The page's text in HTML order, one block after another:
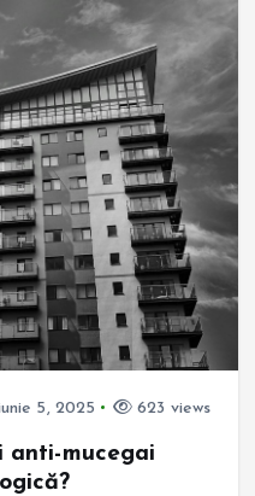
5, 2025 623 views
anti-mucegai